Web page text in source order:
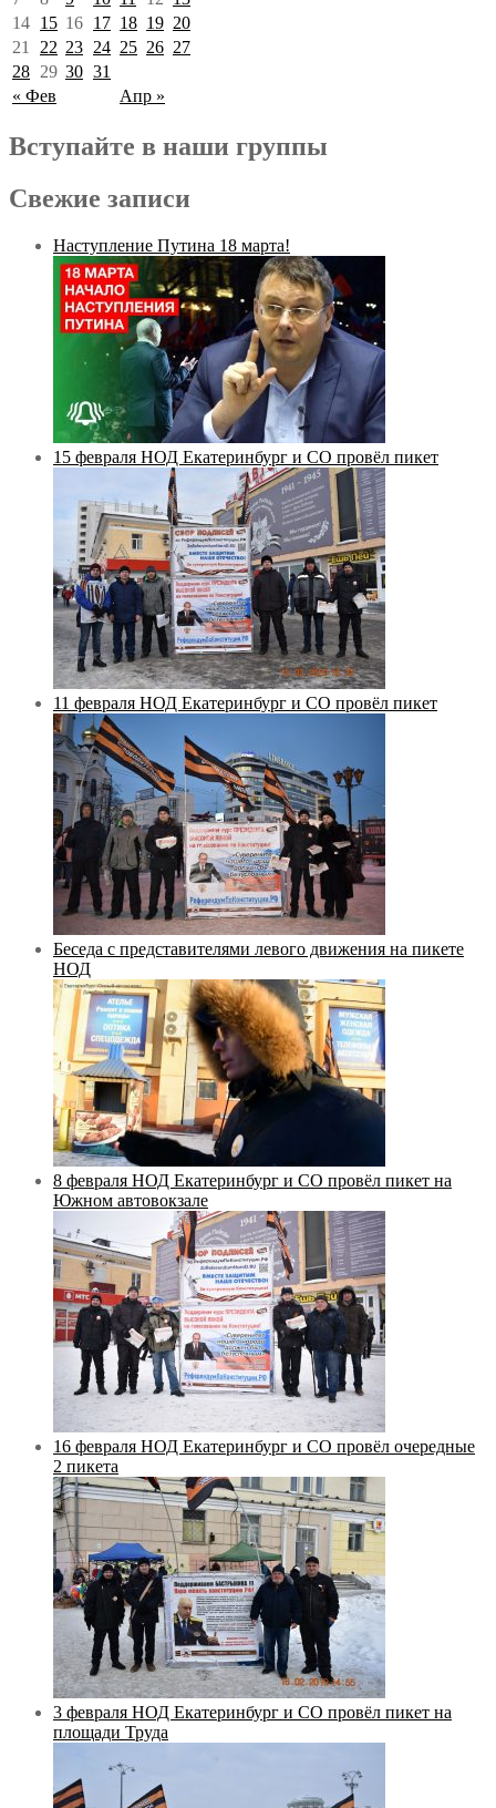
« Фев Апр »
14 15 16 17 18 19 20
21
22 23 24 25 26 27
28 29 30 31
Вступайте в наши группы
Свежие записи
Наступление Путина 18 марта!
15 февраля НОД Екатеринбург и СО провёл пикет
11 февраля НОД Екатеринбург и СО провёл пикет
Беседа с представителями левого движения на пикете
НОД
8 февраля НОД Екатеринбург и СО провёл пикет на
Южном автовокзале
16 февраля НОД Екатеринбург и СО провёл очередные
2 пикета
3 февраля НОД Екатеринбург и СО провёл пикет на
площади Труда